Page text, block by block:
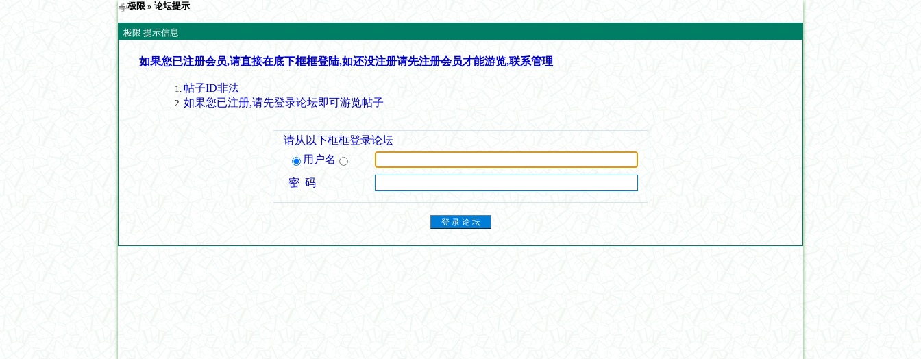
极限 » 论坛提示
极限 提示信息
如果您已注册会员,请直接在底下框框登陆,如还没注册请先注册会员才能游览,联系管理
帖子ID非法
如果您已注册,请先登录论坛即可游览帖子
请从以下框框登录论坛
用户名
密 码